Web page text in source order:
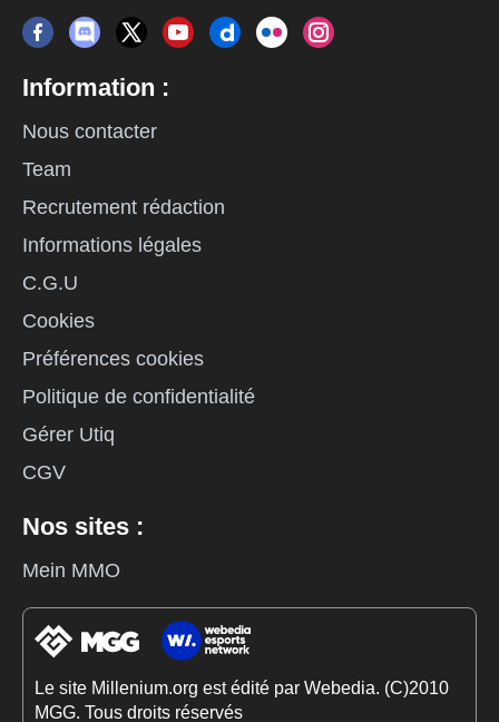
Information :
Nous contacter
Team
Recrutement rédaction
Informations légales
C.G.U
Cookies
Préférences cookies
Politique de confidentialité
Gérer Utiq
CGV
Nos sites :
Mein MMO
Le site Millenium.org est édité par Webedia. (C)2010
MGG. Tous droits réservés